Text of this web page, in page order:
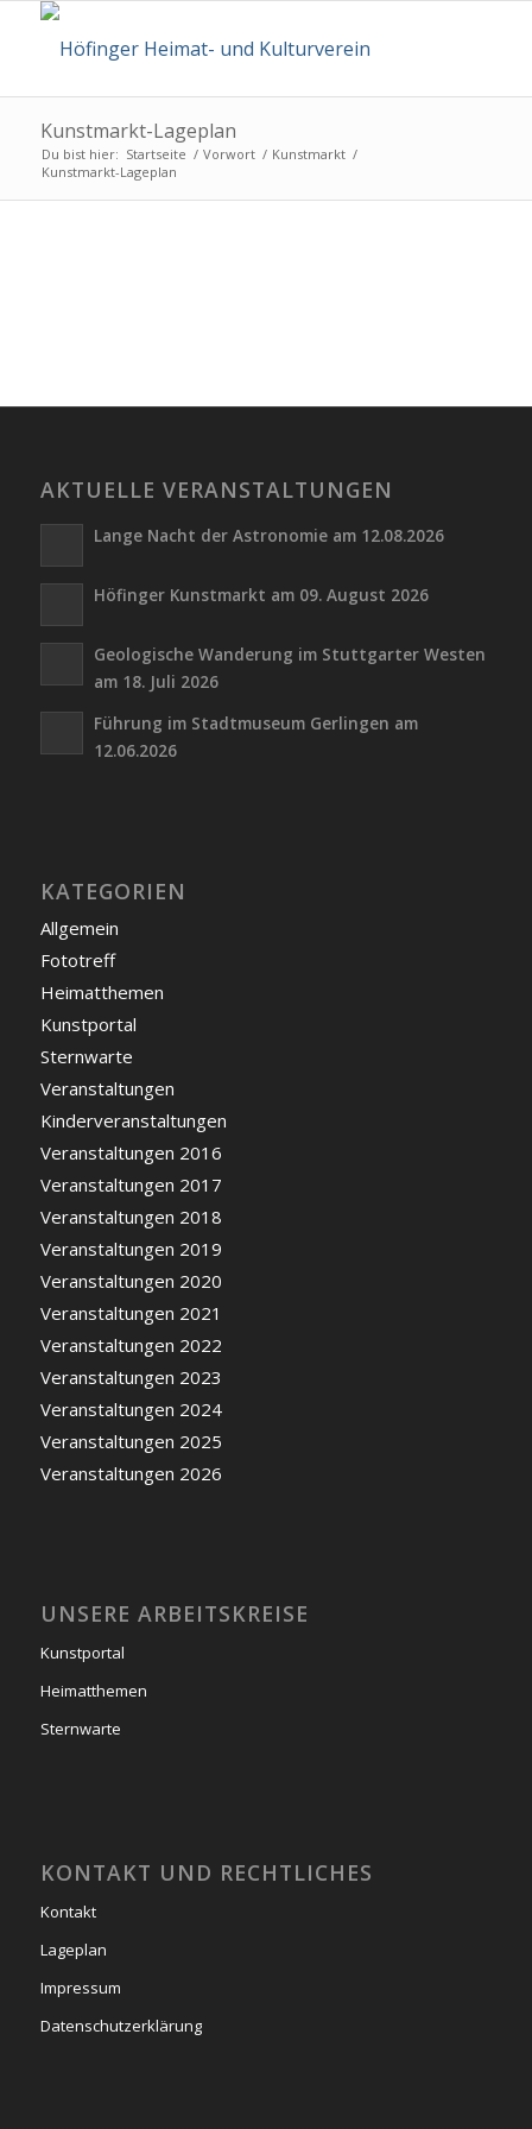
Kunstmarkt-Lageplan
Du bist hier: Startseite / Vorwort / Kunstmarkt /
Kunstmarkt-Lageplan
AKTUELLE VERANSTALTUNGEN
Lange Nacht der Astronomie am 12.08.2026
Höfinger Kunstmarkt am 09. August 2026
Geologische Wanderung im Stuttgarter Westen
am 18. Juli 2026
Führung im Stadtmuseum Gerlingen am
12.06.2026
KATEGORIEN
Allgemein
Fototreff
Heimatthemen
Kunstportal
Sternwarte
Veranstaltungen
Kinderveranstaltungen
Veranstaltungen 2016
Veranstaltungen 2017
Veranstaltungen 2018
Veranstaltungen 2019
Veranstaltungen 2020
Veranstaltungen 2021
Veranstaltungen 2022
Veranstaltungen 2023
Veranstaltungen 2024
Veranstaltungen 2025
Veranstaltungen 2026
UNSERE ARBEITSKREISE
Kunstportal
Heimatthemen
Sternwarte
KONTAKT UND RECHTLICHES
Kontakt
Lageplan
Impressum
Datenschutzerklärung